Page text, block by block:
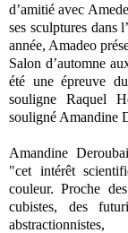
d’amitié avec
ses sculptures dans
année, Amadeo
Salon d’automne
été une épreuve
souligne Raquel
souligné Amandine
Amandine
"cet intérêt
couleur. Proche
cubistes, des